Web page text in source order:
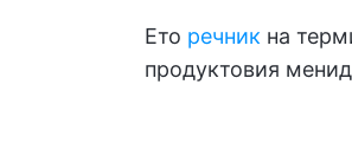
Ето речник на
продуктовия